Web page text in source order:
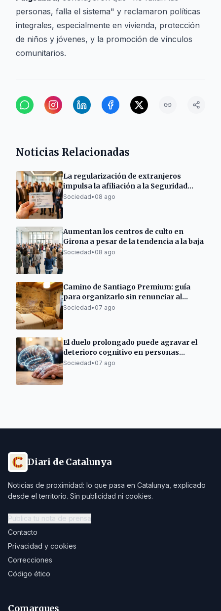
personas, falla el sistema" y reclamaron políticas
integrales, especialmente en vivienda, protección
de niños y jóvenes, y la promoción de vínculos
comunitarios.
Noticias Relacionadas
La regularización de extranjeros
impulsa la afiliación a la Seguridad
Social en el Berguedà
Sociedad• 08 ago
Aumentan los centros de culto en
Girona a pesar de la tendencia a la baja
Sociedad• 08 ago
Camino de Santiago Premium: guía
para organizarlo sin renunciar al
descanso
Sociedad• 07 ago
El duelo prolongado puede agravar el
deterioro cognitivo en personas
mayores
Sociedad• 07 ago
Diari de Catalunya
Noticias de proximidad: lo que pasa en Catalunya, explicado
desde el territorio. Sin publicidad ni cookies.
Publica tu nota de prensa
Contacto
Privacidad y cookies
Correcciones
Código ético
Comarques